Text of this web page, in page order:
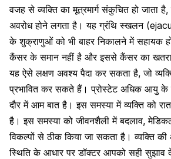
वजह से व्यक्ति का मूत्रमार्ग संकुचित हो जाता है,
अवरोध होने लगता है। यह ग्रंथि स्खलन
के शुक्राणुओं को भी बाहर निकालने में सहायक
कैंसर के समान नहीं है और इससे कैंसर का खतरा
यह ऐसे लक्षण अवश्य पैदा कर सकता है,जो
प्रभावित कर सकते हैं। प्रोस्टेट अधिक आयु के
दौर में आम बात है। इस समस्या में व्यक्ति को रात
है। इस समस्या को जीवनशैली में बदलाव,
विकल्पों से ठीक किया जा सकता है। व्यक्ति की
स्थिति के आधार पर डॉक्टर आपको सही सुझाव